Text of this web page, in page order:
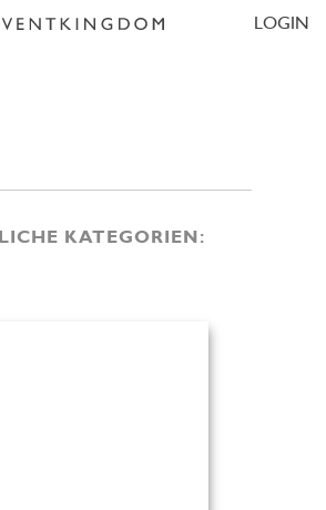
LOGIN
KATEGORIEN: